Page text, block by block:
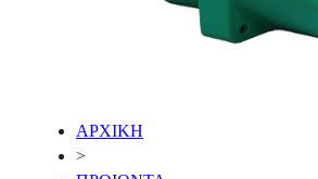
ΑΡΧΙΚΗ
>